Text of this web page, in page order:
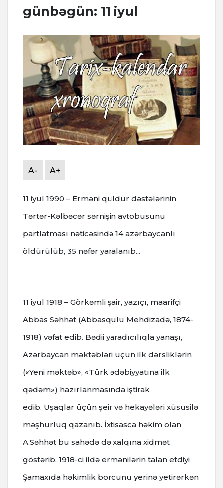
günbəgün: 11 iyul
A- A+
11 iyul 1990 – Erməni quldur dəstələrinin
Tərtər-Kəlbəcər sərnişin avtobusunu
partlatması nəticəsində 14 azərbaycanlı
öldürülüb, 35 nəfər yaralanıb...
11 iyul 1918 – Görkəmli şair, yazıçı, maarifçi
Abbas Səhhət (Abbasqulu Mehdizadə, 1874-
1918) vəfat edib. Bədii yaradıcılıqla yanaşı,
Azərbaycan məktəbləri üçün ilk dərsliklərin
(«Yeni məktəb», «Türk ədəbiyyatına ilk
qədəm») hazırlanmasında iştirak
edib. Uşaqlar üçün şeir və hekayələri xüsusilə
məşhurluq qazanıb. İxtisasca həkim olan
A.Səhhət bu sahədə də xalqına xidmət
göstərib, 1918-ci ildə ermənilərin talan etdiyi
Şamaxıda həkimlik borcunu yerinə yetirərkən